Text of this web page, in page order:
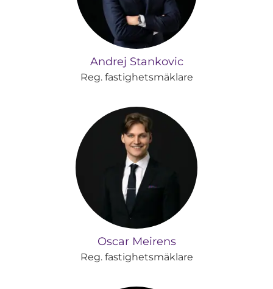
Andrej Stankovic
Reg. fastighetsmäklare
Oscar Meirens
Reg. fastighetsmäklare